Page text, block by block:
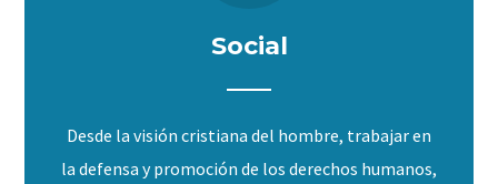
Social
Desde la visión cristiana del hombre, trabajar en
la defensa y promoción de los derechos humanos,